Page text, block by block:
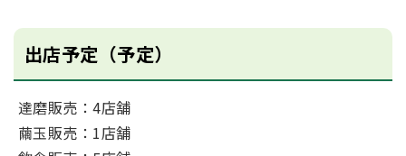
出店予定（予定）
達磨販売：4店舗
繭玉販売：1店舗